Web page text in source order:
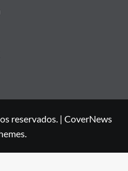
reservados. | CoverNews